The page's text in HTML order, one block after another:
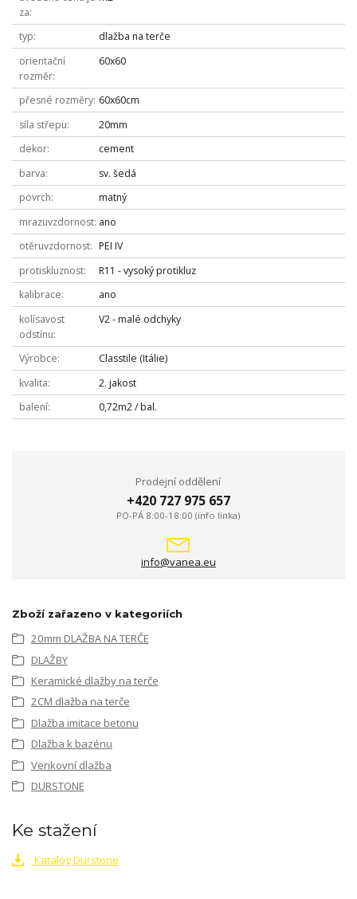
za
typ
dlažba na terče
orientační
rozměr
60x60
přesné rozměry 60x60cm
síla střepu
20mm
dekor
cement
barva
sv. šedá
povrch
matný
mrazuvzdornost ano
otěruvzdornost
PEI IV
protiskluznost
R11 - vysoký protikluz
kalibrace
ano
kolísavost
odstínu
V2 - malé odchyky
Výrobce
Classtile (Itálie)
kvalita
2. jakost
balení
0,72m2 / bal.
Prodejní oddělení
+420 727 975 657
PO-PÁ 8:00-18:00 (info linka)
info@vanea.eu
Zboží zařazeno v kategoriích
20mm DLAŽBA NA TERČE
DLAŽBY
Keramické dlažby na terče
2CM dlažba na terče
Dlažba imitace betonu
Dlažba k bazénu
Venkovní dlažba
DURSTONE
Ke stažení
Katalog Durstone